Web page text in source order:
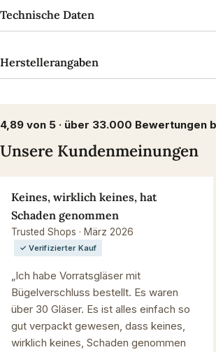
Technische Daten
Herstellerangaben
4,89 von 5 · über 33.000 Bewertungen
Unsere Kundenmeinungen
Keines, wirklich keines, hat
Schaden genommen
Trusted Shops · März 2026
✓ Verifizierter Kauf
„Ich habe Vorratsgläser mit
Bügelverschluss bestellt. Es waren
über 30 Gläser. Es ist alles einfach so
gut verpackt gewesen, dass keines,
wirklich keines, Schaden genommen